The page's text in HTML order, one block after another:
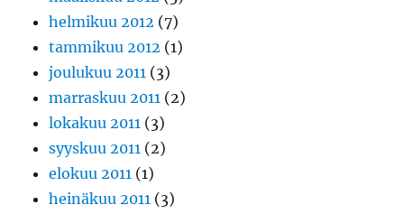
helmikuu 2012 (7)
tammikuu 2012 (1)
joulukuu 2011 (3)
marraskuu 2011 (2)
lokakuu 2011 (3)
syyskuu 2011 (2)
elokuu 2011 (1)
heinäkuu 2011 (3)